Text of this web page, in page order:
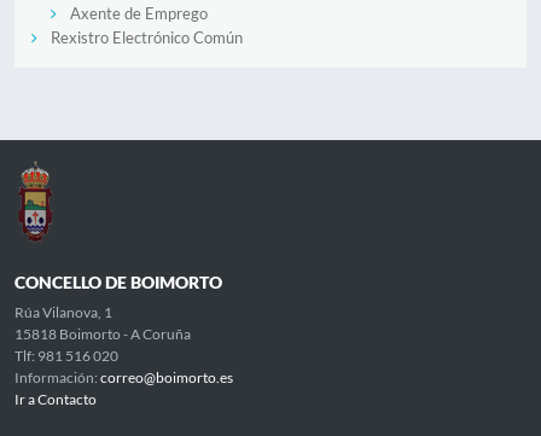
Axente de Emprego
Rexistro Electrónico Común
CONCELLO DE BOIMORTO
Rúa Vilanova, 1
15818 Boimorto - A Coruña
Tlf: 981 516 020
Información: correo@boimorto.es
Ir a Contacto